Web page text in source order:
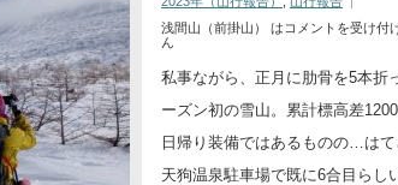
浅間山（前掛山） は コメントを受け付
ん
私事ながら、正月に肋骨を5本折
ーズン初の雪山。累計標高差
日帰り装備ではあるものの…はて
天狗温泉駐車場で既に6合目らし